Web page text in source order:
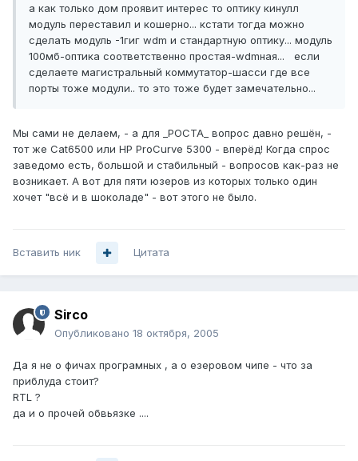
а как только дом проявит интерес то оптику кинулл
модуль переставил и кошерно... кстати тогда можно
сделать модуль -1гиг wdm и стандартную оптику... модуль
100мб-оптика соответственно простая-wdmная... если
сделаете магистральный коммутатор-шасси где все
порты тоже модули.. то это тоже будет замечательно...
Мы сами не делаем, - а для _РОСТА_ вопрос давно решён, -
тот же Cat6500 или HP ProCurve 5300 - вперёд! Когда спрос
заведомо есть, большой и стабильный - вопросов как-раз не
возникает. А вот для пяти юзеров из которых только один
хочет "всё и в шоколаде" - вот этого не было.
Вставить ник Цитата
Sirco
Опубликовано 18 октября, 2005
Да я не о фичах програмных , а о езеровом чипе - что за
приблуда стоит?
RTL ?
да и о прочей обвьязке ....